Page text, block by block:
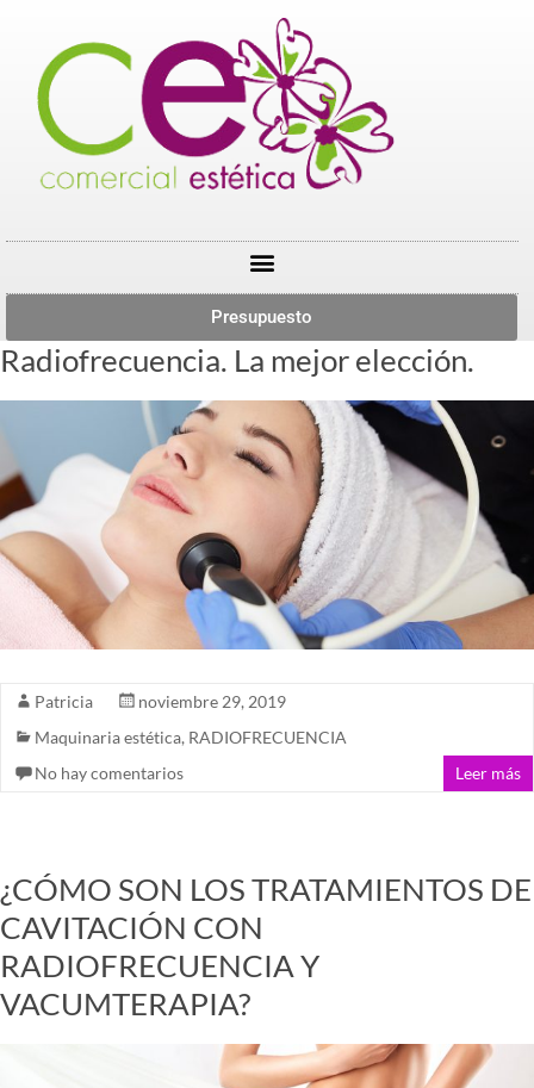
Presupuesto
Radiofrecuencia. La mejor elección.
Patricia
noviembre 29, 2019
Maquinaria estética, RADIOFRECUENCIA
No hay comentarios
Leer más
¿CÓMO SON LOS TRATAMIENTOS DE
CAVITACIÓN CON
RADIOFRECUENCIA Y
VACUMTERAPIA?